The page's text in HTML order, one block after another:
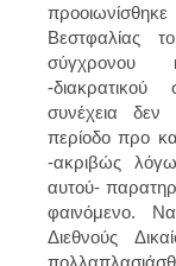
Βεστφαλίας
σύγχρονου
-
συνέχεια
περίοδο προ
-ακριβώς
αυτού-
φαινόμενο.
Διεθνούς